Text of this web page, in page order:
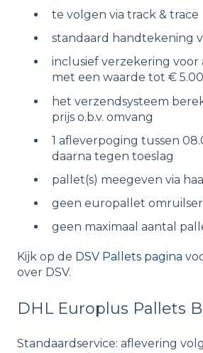
te volgen via track & trace
standaard handtekening
inclusief verzekering voor
met een waarde tot €
het verzendsysteem
prijs o.b.v. omvang
1 afleverpoging tussen
daarna tegen toeslag
pallet(s) meegeven via
geen europallet
geen maximaal aantal
Kijk op de DSV Pallets pagina
over DSV.
DHL Europlus Pallets
Standaardservice: aflevering